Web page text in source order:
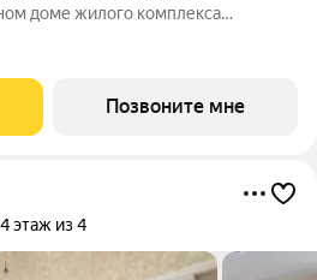
доме жилого комплекса
площадь квартиры - 69 кв. м,
квартал 2027 года. ТОЛЬКО ДО 31
на
Позвоните мне
4 этаж из 4